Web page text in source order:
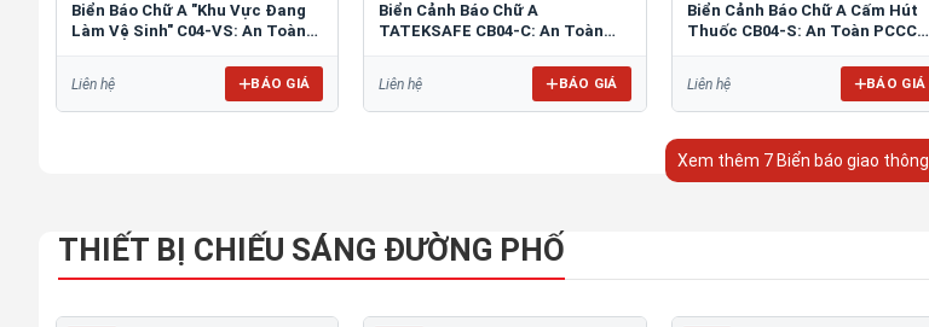
Biển Báo Chữ A "Khu Vực Đang
Làm Vệ Sinh" C04-VS: An Toàn
Liên hệ BÁO GIÁ
Biển Cảnh Báo Chữ A
TATEKSAFE CB04-C: An Toàn
Liên hệ BÁO GIÁ
Biển Cảnh Báo Chữ A Cấm Hút
Thuốc CB04-S: An Toàn PCCC
Liên hệ BÁO GIÁ
Xem thêm 7 Biển báo giao thông
THIẾT BỊ CHIẾU SÁNG ĐƯỜNG PHỐ